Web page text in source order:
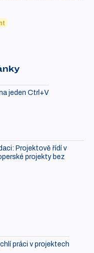
jeden Ctrl+V
Projektově řídí v
projekty bez
práci v projektech